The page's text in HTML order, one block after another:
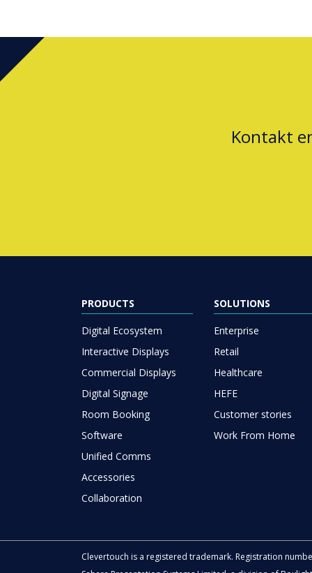
Kontakt
PRODUCTS
Digital Ecosystem
Interactive Displays
Commercial Displays
Digital Signage
Room Booking
Software
Unified Comms
Accessories
Collaboration
SOLUTIONS
Enterprise
Retail
Healthcare
HEFE
Customer stories
Work From Home
Clevertouch is a registered trademark. Registration